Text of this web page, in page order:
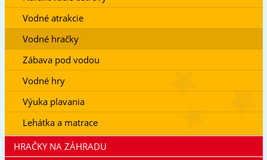
Vodné atrakcie
Vodné hračky
Zábava pod vodou
Vodné hry
Výuka plavania
Lehátka a matrace
HRAČKY NA ZÁHRADU